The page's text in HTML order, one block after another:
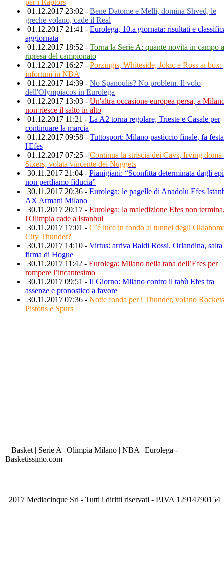
01.12.2017 23:02 - Bene Datome e Melli, domina Shved, le
greche volano, cade il Real
01.12.2017 21:41 - Eurolega, 10.a giornata: risultati e
aggiornata
01.12.2017 18:52 - Torna la Serie A: quante novità in campo
ripresa del campionato
01.12.2017 16:27 - Porzingis, Whiteside, Jokic e Ross ai
infortuni in NBA
01.12.2017 14:39 - No Spanoulis? No problem. Il volo
dell'Olympiacos in Eurolega
01.12.2017 13:03 - Un'altra occasione europea persa, a
non riesce il salto in alto
01.12.2017 11:21 - La A2 torna regolare, Trieste e Casale per
continuare la marcia
01.12.2017 09:58 - Tuttosport: Milano pasticcio finale, fa festa
l'Efes
01.12.2017 07:25 - Continua la striscia dei Cavs, Irving doma
Sixers, volata vincente dei Nuggets
30.11.2017 21:04 - Pianigiani: “Sconfitta determinata dagli
non perdiamo fiducia”
30.11.2017 20:36 - Eurolega: le pagelle di Anadolu Efes
AX Armani Milano
30.11.2017 20:17 - Eurolega: la maledizione Efes non
l'Olimpia cade a Istanbul
30.11.2017 17:01 - C’é luce in fondo al tunnel degli
City Thunder?
30.11.2017 14:10 - Virtus: arriva Baldi Rossi. Orlandina, salta
firma di Hogue
30.11.2017 11:42 - Eurolega: Milano nella tana dell’Efes per
rompere l’incantesimo
30.11.2017 09:51 - Il Giorno: Milano contro il tabù Efes tra
assenze e pronostico a favore
30.11.2017 07:36 - Notte fonda per i Thunder, volano
Pistons e Spurs
Basket | Serie A | Olimpia Milano | NBA | Eurolega -
Basketissimo.com
2017 Mediacinque Srl - Tutti i diritti riservati - P.IVA 12914790154